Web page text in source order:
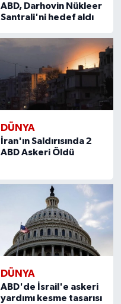
ABD, Darhovin Nükleer
Santrali'ni hedef aldı
DÜNYA
İran'ın Saldırısında 2
ABD Askeri Öldü
DÜNYA
ABD'de İsrail'e askeri
yardımı kesme tasarısı